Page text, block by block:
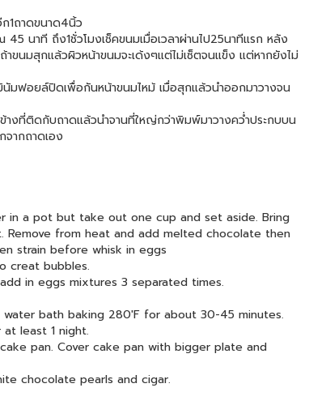
1ถาดขนาด4นิ้ว
นาที ถึง1ชั่วโมงเช็คขนมเมื่อเวลาผ่านไป25นาทีแรก หลัง
าขนมสุกแล้วผิวหน้าขนมจะเด้งๆแต่ไม่เซ็ตจนแข็ง แต่หากยังไม่
มฟอยล์ปิดเพื่อกันหน้าขนมไหม้ เมื่อสุกแล้วนำออกมาวางจน
งที่ติดกับถาดแล้วนำจานที่ใหญ่กว่าพิมพ์มาวางคว่ำประกบบน
ากถาดเอง
in a pot but take out one cup and set aside. Bring
from heat and add melted chocolate then
strain before whisk in eggs
creat bubbles.
in eggs mixtures 3 separated times.
bath baking 280'F for about 30-45 minutes.
least 1 night.
pan. Cover cake pan with bigger plate and
chocolate pearls and cigar.